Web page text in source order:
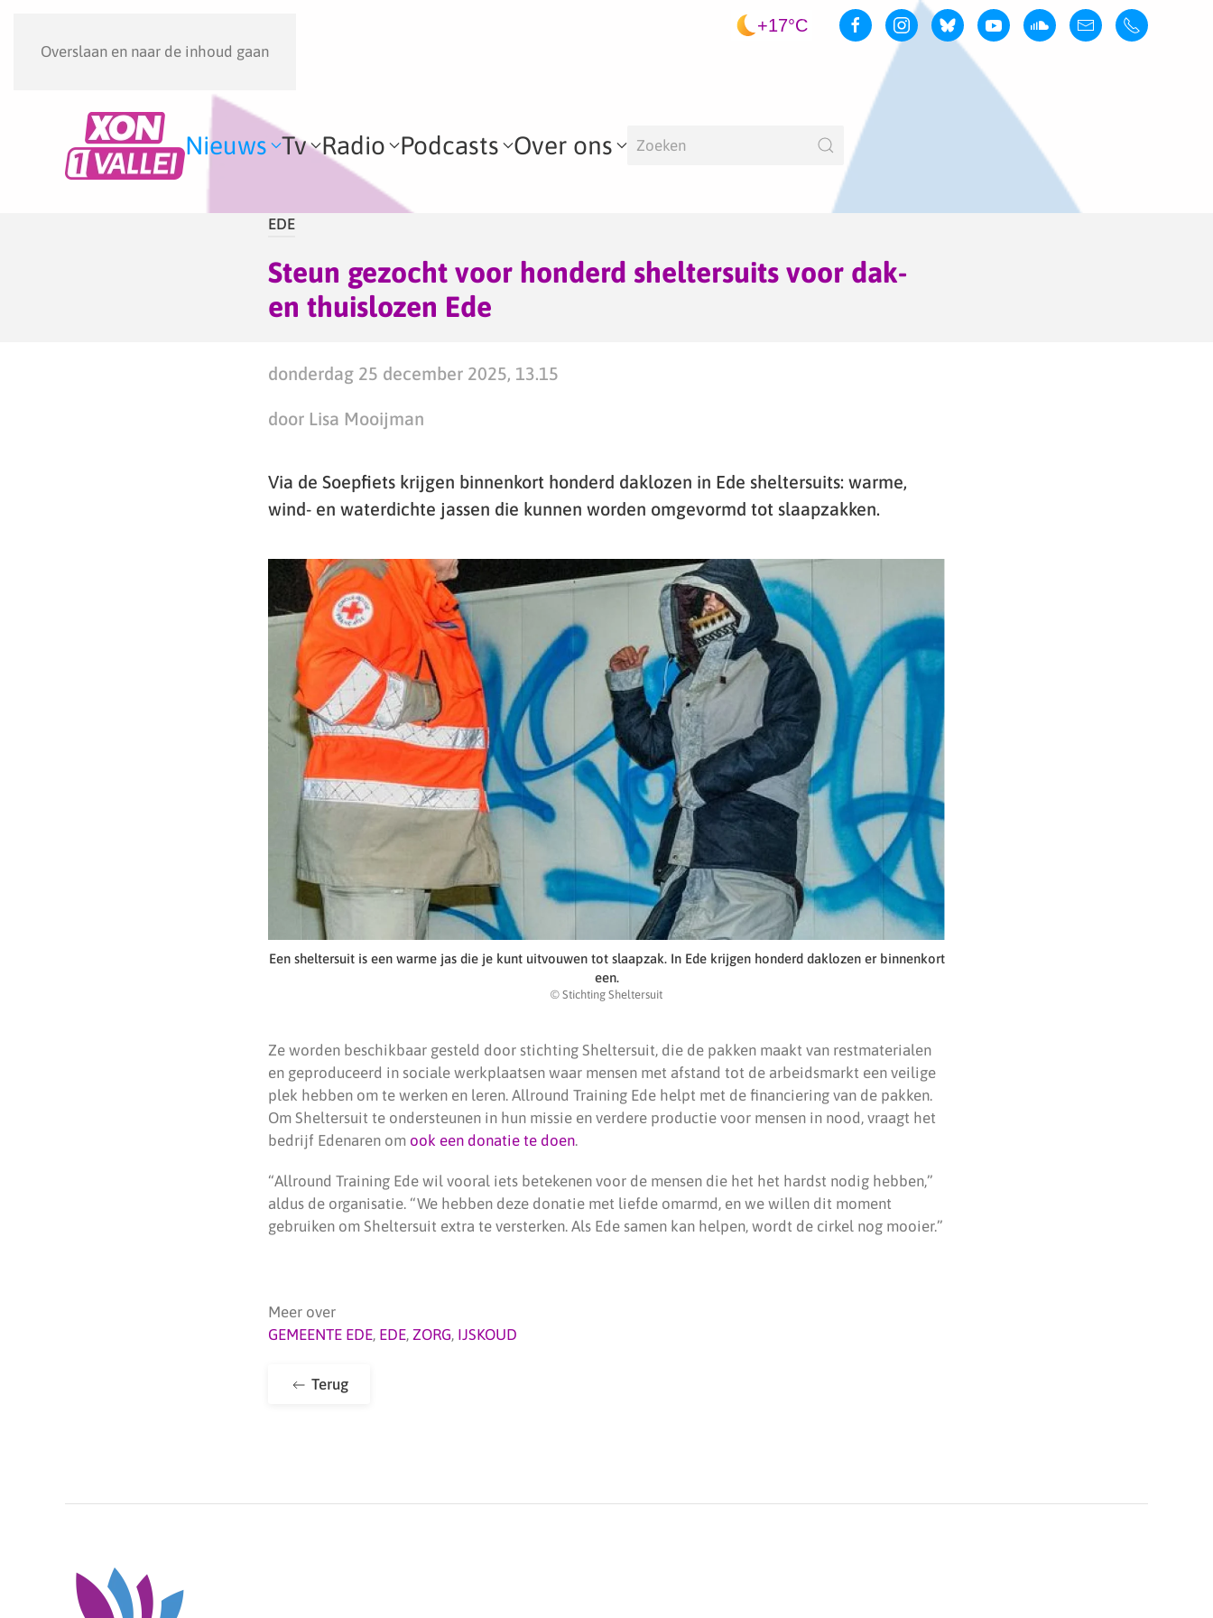
Overslaan en naar de inhoud gaan
+17°C
Nieuws Tv Radio Podcasts Over ons
EDE
Steun gezocht voor honderd sheltersuits voor dak-
en thuislozen Ede
donderdag 25 december 2025, 13.15
door Lisa Mooijman
Via de Soepfiets krijgen binnenkort honderd daklozen in Ede sheltersuits: warme,
wind- en waterdichte jassen die kunnen worden omgevormd tot slaapzakken.
Een sheltersuit is een warme jas die je kunt uitvouwen tot slaapzak. In Ede krijgen honderd daklozen er binnenkort
een.
© Stichting Sheltersuit
Ze worden beschikbaar gesteld door stichting Sheltersuit, die de pakken maakt van restmaterialen
en geproduceerd in sociale werkplaatsen waar mensen met afstand tot de arbeidsmarkt een veilige
plek hebben om te werken en leren. Allround Training Ede helpt met de financiering van de pakken.
Om Sheltersuit te ondersteunen in hun missie en verdere productie voor mensen in nood, vraagt het
bedrijf Edenaren om ook een donatie te doen.
“Allround Training Ede wil vooral iets betekenen voor de mensen die het het hardst nodig hebben,”
aldus de organisatie. “We hebben deze donatie met liefde omarmd, en we willen dit moment
gebruiken om Sheltersuit extra te versterken. Als Ede samen kan helpen, wordt de cirkel nog mooier.”
Meer over
GEMEENTE EDE, EDE, ZORG, IJSKOUD
Terug